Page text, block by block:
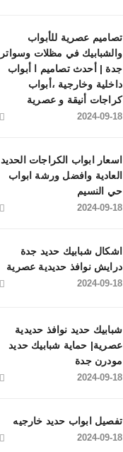
تصاميم عصرية للأبواب
والشبابيك في مظلات وسواتر
جدة | أحدث تصاميم ا أبواب
داخلية وخارجية ،أبواب
كراجات أنيقة و عصرية
2024-09-18
اسعار ابواب الكراجات الحديد
العادية وافضل ورشة ابواب
حي النسيم
2024-09-18
اشكال شبابيك حديد جدة
درايش نوافذ حديدية عصرية
2024-09-18
شبابيك حديد نوافذ حديدية
عصرية| حماية شبابيك حديد
مودرن جدة
2024-09-18
تفصيل ابواب حديد خارجيه
2024-09-18